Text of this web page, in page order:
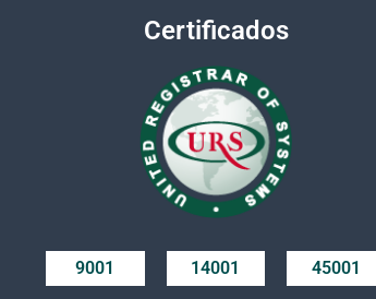
Certificados
9001 14001 45001